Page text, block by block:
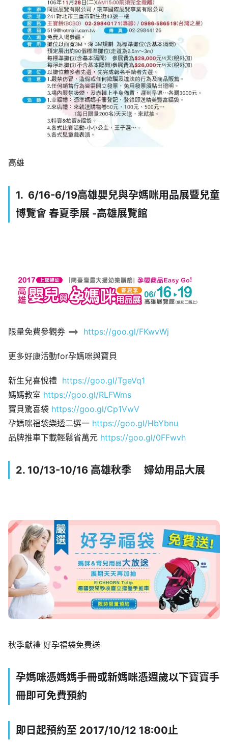
高雄
1. 6/16-6/19高雄嬰兒與孕媽咪用品展暨兒童
博覽會 春夏季展 -高雄展覽館
限量免費參觀券 ==> https://goo.gl/FKwvWj
更多好康活動for孕媽咪與寶貝
新生兒喜悅禮 https://goo.gl/TgeVq1
媽媽教室 https://goo.gl/RLFWms
寶貝驚喜袋 https://goo.gl/Cp1VwV
孕媽咪福袋樂透二選一 https://goo.gl/HbYbnu
品牌推車下載輕鬆省萬元 https://goo.gl/0FFwvh
2. 10/13-10/16 高雄秋季 婦幼用品大展
秋季獻禮 好孕福袋免費送
孕媽咪憑媽媽手冊或新媽咪憑週歲以下寶寶手
冊即可免費預約
即日起預約至 2017/10/12 18:00止